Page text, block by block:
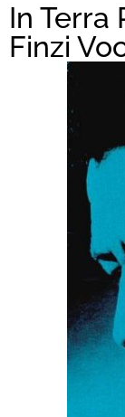
In Terra
Finzi